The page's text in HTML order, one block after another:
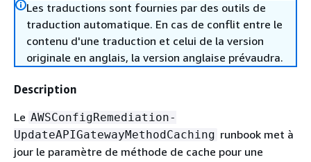
Les traductions sont fournies par des outils de
traduction automatique. En cas de conflit entre le
contenu d'une traduction et celui de la version
originale en anglais, la version anglaise prévaudra.
Description
Le AWSConfigRemediation-
UpdateAPIGatewayMethodCaching runbook met à
jour le paramètre de méthode de cache pour une